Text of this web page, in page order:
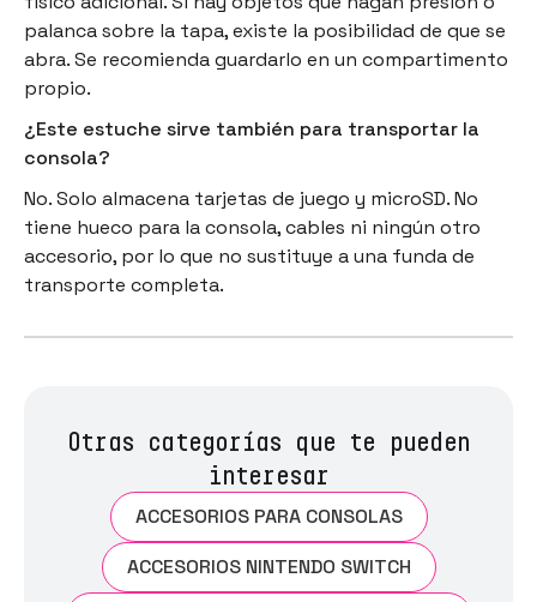
palanca sobre la tapa, existe la posibilidad de que se
abra. Se recomienda guardarlo en un compartimento
propio.
¿Este estuche sirve también para transportar la
consola?
No. Solo almacena tarjetas de juego y microSD. No
tiene hueco para la consola, cables ni ningún otro
accesorio, por lo que no sustituye a una funda de
transporte completa.
Otras categorías que te pueden
interesar
ACCESORIOS PARA CONSOLAS
ACCESORIOS NINTENDO SWITCH